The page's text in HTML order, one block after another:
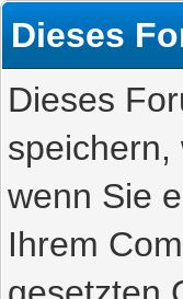
Dieses
Dieses
speichern,
wenn Sie
Ihrem